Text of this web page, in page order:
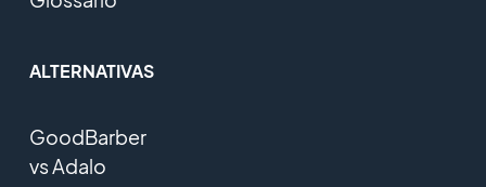
ALTERNATIVAS
GoodBarber
vs Adalo